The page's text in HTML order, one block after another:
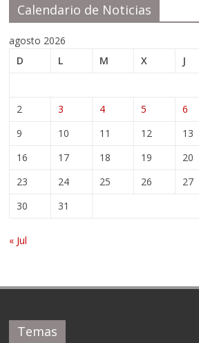
Calendario de Noticias
agosto 2026
D
L M X J
2
3 4 5 6
9
10 11 12 13
16
17 18 19 20
23
24 25 26 27
30
31
« Jul
Temas